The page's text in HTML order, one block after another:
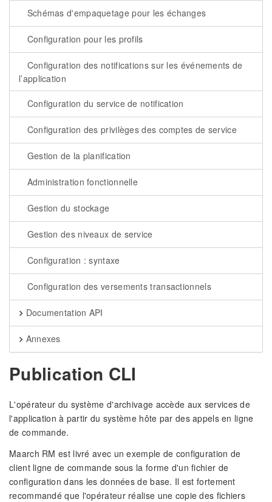
Schémas d'empaquetage pour les échanges
Configuration pour les profils
Configuration des notifications sur les événements de
l’application
Configuration du service de notification
Configuration des privilèges des comptes de service
Gestion de la planification
Administration fonctionnelle
Gestion du stockage
Gestion des niveaux de service
Configuration : syntaxe
Configuration des versements transactionnels
Documentation API
Annexes
Publication CLI
L'opérateur du système d'archivage accède aux services de
l'application à partir du système hôte par des appels en ligne
de commande.
Maarch RM est livré avec un exemple de configuration de
client ligne de commande sous la forme d'un fichier de
configuration dans les données de base. Il est fortement
recommandé que l'opérateur réalise une copie des fichiers